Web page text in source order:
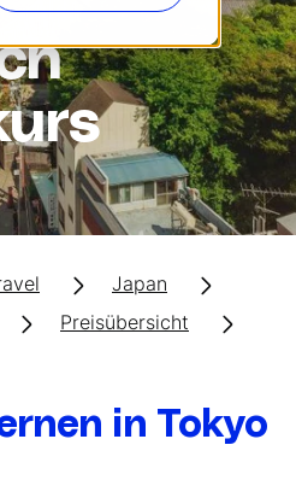
Japan
Preisübersicht
in Tokyo